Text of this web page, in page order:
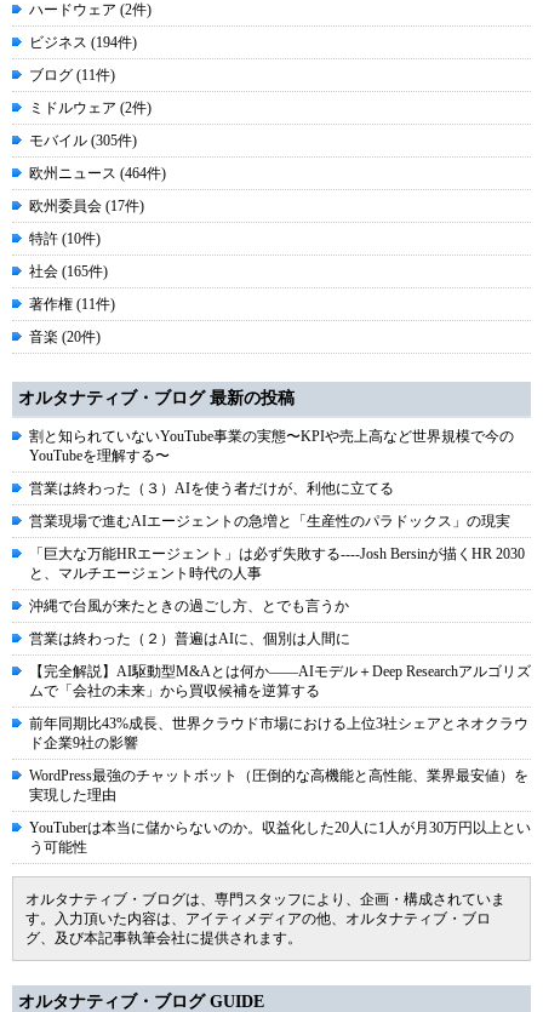
ハードウェア (2件)
ビジネス (194件)
ブログ (11件)
ミドルウェア (2件)
モバイル (305件)
欧州ニュース (464件)
欧州委員会 (17件)
特許 (10件)
社会 (165件)
著作権 (11件)
音楽 (20件)
オルタナティブ・ブログ 最新の投稿
割と知られていないYouTube事業の実態〜KPIや売上高など世界規模で今の
YouTubeを理解する〜
営業は終わった（３）AIを使う者だけが、利他に立てる
営業現場で進むAIエージェントの急増と「生産性のパラドックス」の現実
「巨大な万能HRエージェント」は必ず失敗する----Josh Bersinが描くHR 2030
と、マルチエージェント時代の人事
沖縄で台風が来たときの過ごし方、とでも言うか
営業は終わった（２）普遍はAIに、個別は人間に
【完全解説】AI駆動型M&Aとは何か――AIモデル＋Deep Researchアルゴリズ
ムで「会社の未来」から買収候補を逆算する
前年同期比43%成長、世界クラウド市場における上位3社シェアとネオクラウ
ド企業9社の影響
WordPress最強のチャットボット（圧倒的な高機能と高性能、業界最安値）を
実現した理由
YouTuberは本当に儲からないのか。収益化した20人に1人が月30万円以上とい
う可能性
オルタナティブ・ブログは、専門スタッフにより、企画・構成されていま
す。入力頂いた内容は、アイティメディアの他、オルタナティブ・ブロ
グ、及び本記事執筆会社に提供されます。
オルタナティブ・ブログ GUIDE